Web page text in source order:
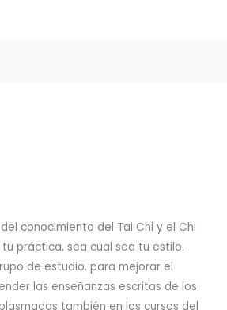
conocimiento del Tai Chi y el Chi
práctica, sea cual sea tu estilo.
de estudio, para mejorar el
las enseñanzas escritas de los
también en los cursos del